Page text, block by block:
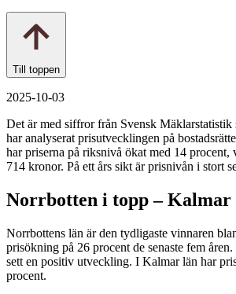
Till toppen
2025-10-03
Det är med siffror från Svensk Mäklarstatistik
har analyserat prisutvecklingen på
har priserna på riksnivå ökat med 14 procent,
714 kronor. På ett års sikt är prisnivån i stort
Norrbotten i topp – Kalmar
Norrbottens län är den tydligaste vinnaren
prisökning på 26 procent de senaste fem
sett en positiv utveckling. I Kalmar län har
procent.